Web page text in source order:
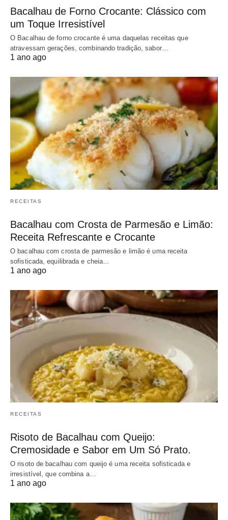
Bacalhau de Forno Crocante: Clássico com
um Toque Irresistível
O Bacalhau de forno crocante é uma daquelas receitas que
atravessam gerações, combinando tradição, sabor…
1 ano ago
RECEITAS
Bacalhau com Crosta de Parmesão e Limão:
Receita Refrescante e Crocante
O bacalhau com crosta de parmesão e limão é uma receita
sofisticada, equilibrada e cheia…
1 ano ago
RECEITAS
Risoto de Bacalhau com Queijo:
Cremosidade e Sabor em Um Só Prato.
O risoto de bacalhau com queijo é uma receita sofisticada e
irresistível, que combina a…
1 ano ago